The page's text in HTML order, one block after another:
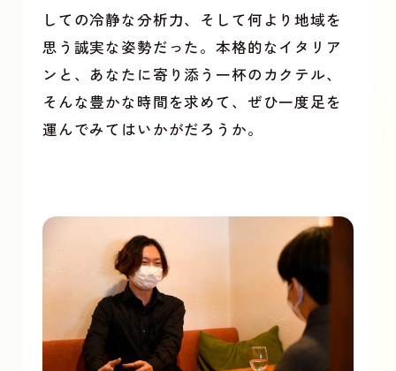
しての冷静な分析力、そして何より地域を
思う誠実な姿勢だった。本格的なイタリア
ンと、あなたに寄り添う一杯のカクテル、
そんな豊かな時間を求めて、ぜひ一度足を
運んでみてはいかがだろうか。